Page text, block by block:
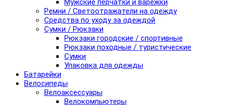
Мужские перчатки и варежки
Ремни / Светоотражатели на одежду
Средства по уходу за одеждой
Сумки / Рюкзаки
Рюкзаки городские / спортивные
Рюкзаки походные / туристические
Сумки
Упаковка для одежды
Батарейки
Велосипеды
Велоаксессуары
Велокомпьютеры